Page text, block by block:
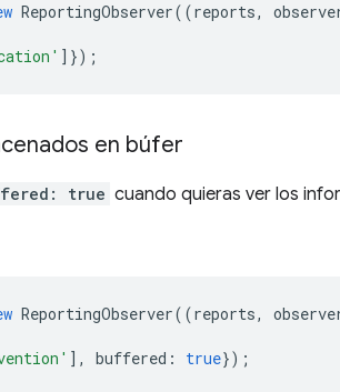
ReportingObserver((reports,
]});
en búfer
true cuando quieras ver los
ReportingObserver((reports,
], buffered : true});